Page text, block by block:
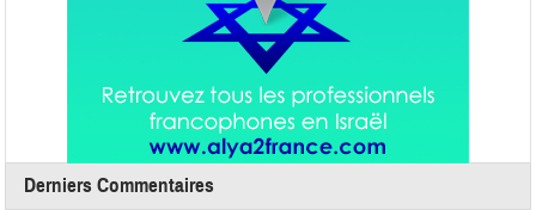
Derniers Commentaires